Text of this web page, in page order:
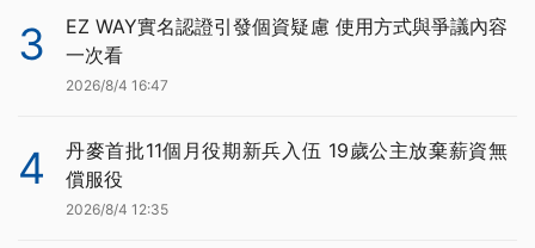
3
EZ WAY實名認證引發個資疑慮 使用方式與爭議內容
一次看
2026/8/4 16:47
4
丹麥首批11個月役期新兵入伍 19歲公主放棄薪資無
償服役
2026/8/4 12:35